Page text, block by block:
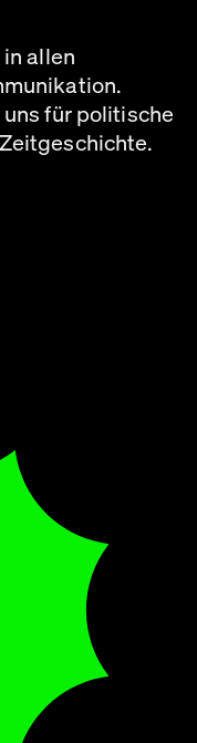
allen
für politische